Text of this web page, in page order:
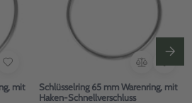
mit
Schlüsselring 65 mm Warenring, mit
Haken-Schnellverschluss